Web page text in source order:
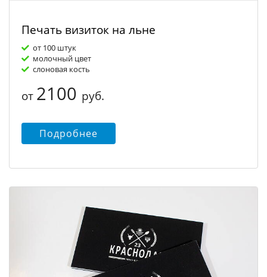
Печать визиток на льне
от 100 штук
молочный цвет
слоновая кость
от 2100 руб.
Подробнее